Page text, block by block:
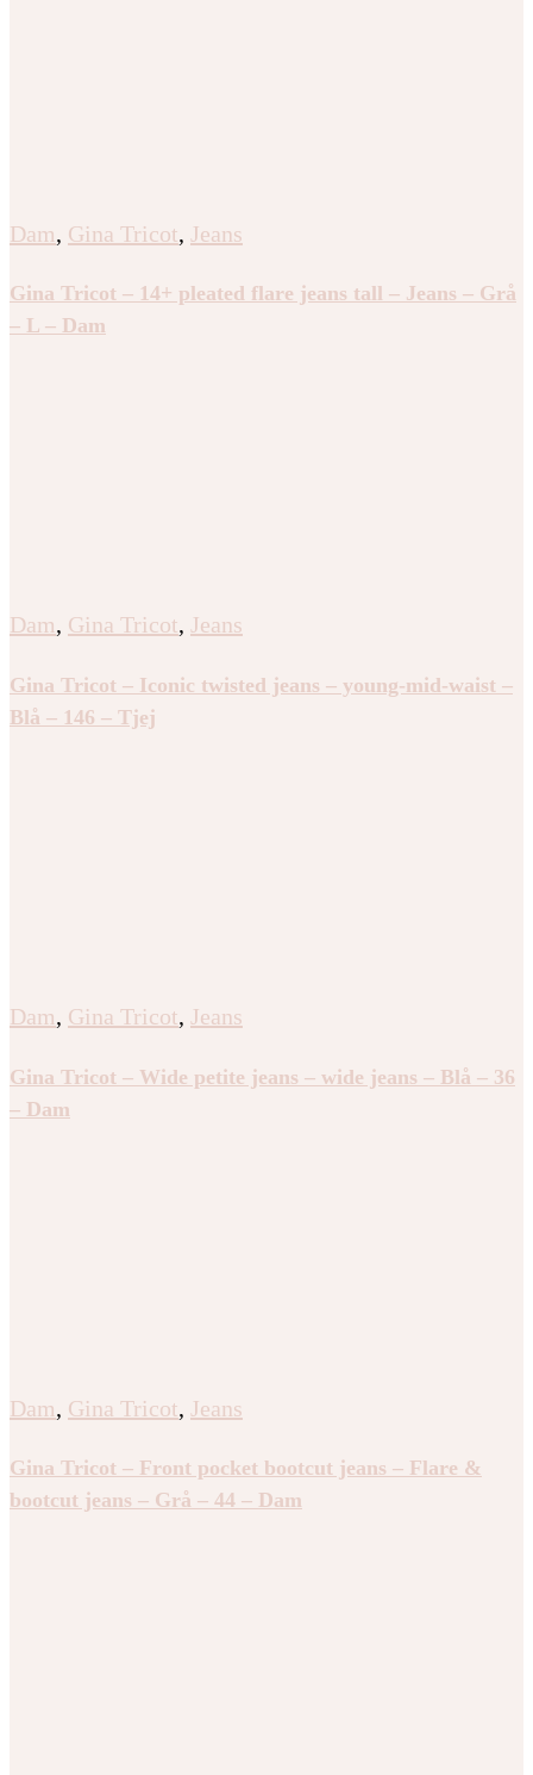
Dam, Gina Tricot, Jeans
Gina Tricot – 14+ pleated flare jeans tall – Jeans – Grå
– L – Dam
Dam, Gina Tricot, Jeans
Gina Tricot – Iconic twisted jeans – young-mid-waist –
Blå – 146 – Tjej
Dam, Gina Tricot, Jeans
Gina Tricot – Wide petite jeans – wide jeans – Blå – 36
– Dam
Dam, Gina Tricot, Jeans
Gina Tricot – Front pocket bootcut jeans – Flare &
bootcut jeans – Grå – 44 – Dam